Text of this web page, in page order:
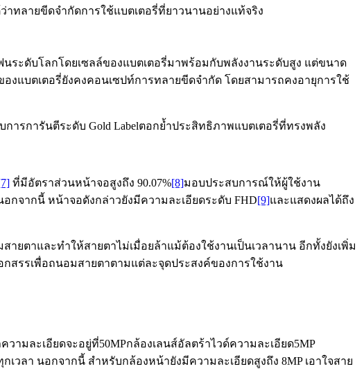
ว่าทลายขีดจำกัดการใช้แบตเตอรี่ที่ยาวนานอย่างแท้จริง
ระดับโลกโดยเซลล์ของแบตเตอรี่มาพร้อมกับพลังงานระดับสูง แต่ขนาด
แบตเตอรี่ยังคงคอนเซปท์การทลายขีดจำกัด โดยสามารถคงอายุการใช้
ารการันตีระดับ Gold Labelตอกย้ำประสิทธิภาพแบตเตอรี่ที่ทรงพลัง
ที่มีอัตราส่วนหน้าจอสูงถึง 90.07%[8]มอบประสบการณ์ให้ผู้ใช้งาน
กจากนี้ หน้าจอดังกล่าวยังมีความละเอียดระดับ FHD[9]และแสดงผลได้ถึง
สายตาและทำให้สายตาไม่เมื่อยล้าแม้ต้องใช้งานเป็นเวลานาน อีกทั้งยังเพิ่ม
อกสรรเพื่อถนอมสายตาตามแต่ละจุดประสงค์ของการใช้งาน
ามละเอียดจะอยู่ที่50MPกล้องเลนส์อัลตร้าไวด์ความละเอียด5MP
วลา นอกจากนี้ สำหรับกล้องหน้ายังมีความละเอียดสูงถึง 8MP เอาใจสาย